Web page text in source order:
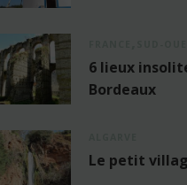
6 lieux
Bordeaux
Le petit